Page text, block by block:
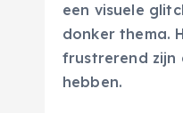
een visuele
donker thema.
frustrerend zijn
hebben.